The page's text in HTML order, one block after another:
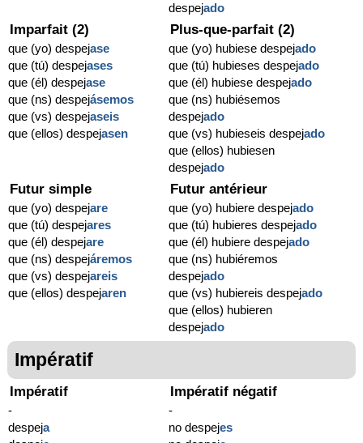
despejado
Imparfait (2)
que (yo) despejase
que (tú) despejases
que (él) despejase
que (ns) despejásemos
que (vs) despejaseis
que (ellos) despejasen
Plus-que-parfait (2)
que (yo) hubiese despejado
que (tú) hubieses despejado
que (él) hubiese despejado
que (ns) hubiésemos
despejado
que (vs) hubieseis despejado
que (ellos) hubiesen
despejado
Futur simple
que (yo) despejare
que (tú) despejares
que (él) despejare
que (ns) despejáremos
que (vs) despejareis
que (ellos) despejaren
Futur antérieur
que (yo) hubiere despejado
que (tú) hubieres despejado
que (él) hubiere despejado
que (ns) hubiéremos
despejado
que (vs) hubiereis despejado
que (ellos) hubieren
despejado
Impératif
Impératif
-
despeja
Impératif négatif
-
no despejes